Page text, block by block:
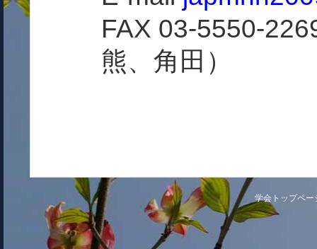
FAX 03-5550-
熊、角田）
学会トップペー